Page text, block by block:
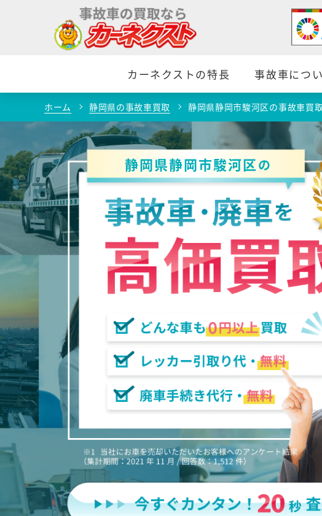
カーネクストの特長 事故車につ
ホーム 静岡県の事故車買取 静岡県静岡市駿河区の事故車買取
静岡県静岡市駿河区の